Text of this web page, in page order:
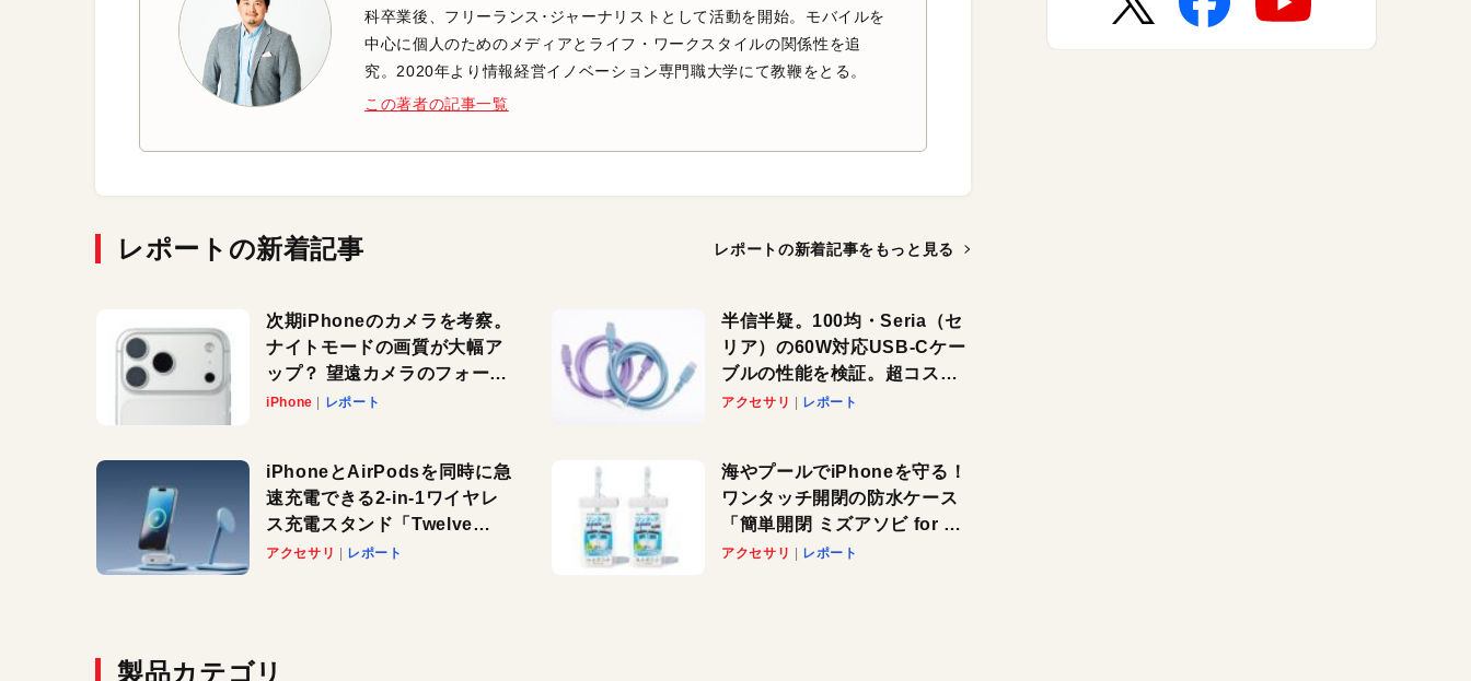
科卒業後、フリーランス･ジャーナリストとして活動を開始。モバイルを
中心に個人のためのメディアとライフ・ワークスタイルの関係性を追
究。2020年より情報経営イノベーション専門職大学にて教鞭をとる。
この著者の記事一覧
レポートの新着記事 レポートの新着記事をもっと見る
次期iPhoneのカメラを考察。
ナイトモードの画質が大幅ア
ップ？ 望遠カメラのフォーカ
スがさらにシャープに？
iPhone レポート
半信半疑。100均・Seria（セ
リア）の60W対応USB-Cケー
ブルの性能を検証。超コスパ
の1本を発見か？
アクセサリ レポート
iPhoneとAirPodsを同時に急
速充電できる2-in-1ワイヤレ
ス充電スタンド「Twelve
South HiRise 2 Deluxe」が
アクセサリ レポート
海やプールでiPhoneを守る！
ワンタッチ開閉の防水ケース
「簡単開閉 ミズアソビ for ス
マホ」で夏のレジャーを満喫
アクセサリ レポート
製品カテゴリ